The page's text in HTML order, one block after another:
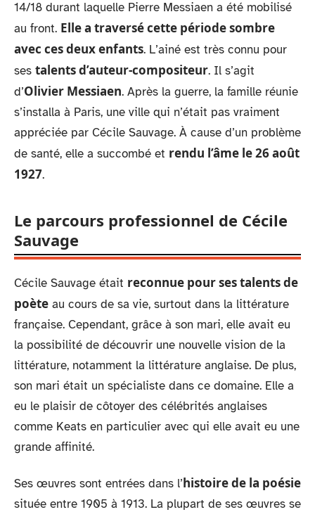
14/18 durant laquelle Pierre Messiaen a été mobilisé
au front. Elle a traversé cette période sombre
avec ces deux enfants. L’ainé est très connu pour
ses talents d’auteur-compositeur. Il s’agit
d’Olivier Messiaen. Après la guerre, la famille réunie
s’installa à Paris, une ville qui n’était pas vraiment
appréciée par Cécile Sauvage. À cause d’un problème
de santé, elle a succombé et rendu l’âme le 26 août
1927.
Le parcours professionnel de Cécile
Sauvage
Cécile Sauvage était reconnue pour ses talents de
poète au cours de sa vie, surtout dans la littérature
française. Cependant, grâce à son mari, elle avait eu
la possibilité de découvrir une nouvelle vision de la
littérature, notamment la littérature anglaise. De plus,
son mari était un spécialiste dans ce domaine. Elle a
eu le plaisir de côtoyer des célébrités anglaises
comme Keats en particulier avec qui elle avait eu une
grande affinité.
Ses œuvres sont entrées dans l’histoire de la poésie
située entre 1905 à 1913. La plupart de ses œuvres se